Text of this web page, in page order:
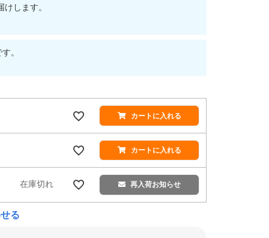
けします。
。
カートに入れる
カートに入れる
在庫切れ 再入荷お知らせ
る